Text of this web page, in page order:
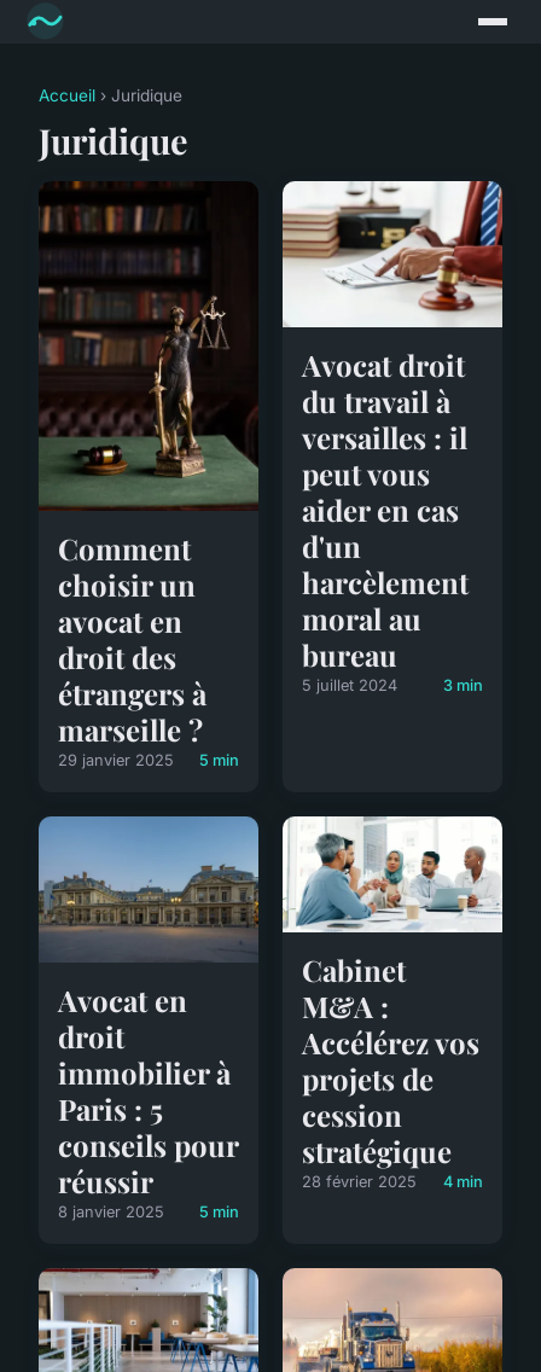
Accueil › Juridique
Juridique
Comment
choisir un
avocat en
droit des
étrangers à
marseille ?
29 janvier 2025 5 min
Avocat droit
du travail à
versailles : il
peut vous
aider en cas
d'un
harcèlement
moral au
bureau
5 juillet 2024 3 min
Avocat en
droit
immobilier à
Paris : 5
conseils pour
réussir
8 janvier 2025 5 min
Cabinet
M&A :
Accélérez vos
projets de
cession
stratégique
28 février 2025 4 min